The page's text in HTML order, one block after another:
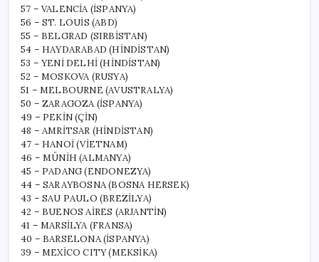
57 – VALENCİA (İSPANYA)
56 – ST. LOUİS (ABD)
55 – BELGRAD (SIRBİSTAN)
54 – HAYDARABAD (HİNDİSTAN)
53 – YENİ DELHİ (HİNDİSTAN)
52 – MOSKOVA (RUSYA)
51 – MELBOURNE (AVUSTRALYA)
50 – ZARAGOZA (İSPANYA)
49 – PEKİN (ÇİN)
48 – AMRİTSAR (HİNDİSTAN)
47 – HANOİ (VİETNAM)
46 – MÜNİH (ALMANYA)
45 – PADANG (ENDONEZYA)
44 – SARAYBOSNA (BOSNA HERSEK)
43 – SAU PAULO (BREZİLYA)
42 – BUENOS AİRES (ARJANTİN)
41 – MARSİLYA (FRANSA)
40 – BARSELONA (İSPANYA)
39 – MEXİCO CITY (MEKSİKA)